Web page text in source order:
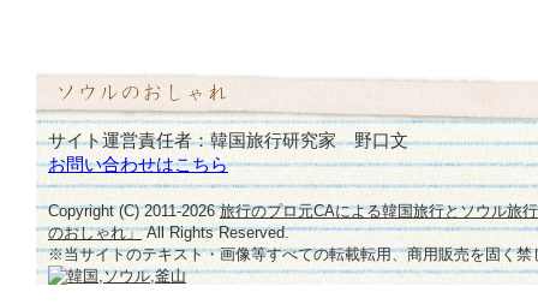
サイト運営責任者：韓国旅行研究家 野口文
お問い合わせはこちら
Copyright (C) 2011-2026旅行のプロ元CAによる韓国旅行とソウル旅
のおしゃれ」All Rights Reserved.
※当サイトのテキスト・画像等すべての転載転用、商用販売を固く禁